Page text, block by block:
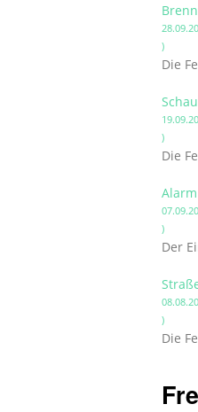
)
Die
)
Die
)
Der
)
Die